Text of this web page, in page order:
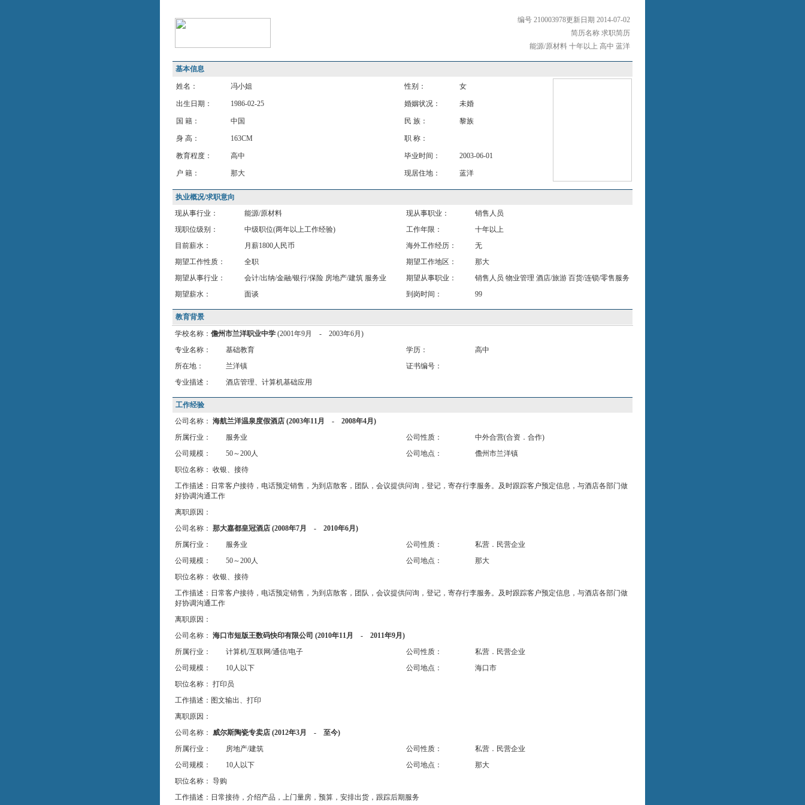
编号 210003978更新日期 2014-07-02
简历名称 求职简历
能源/原材料 十年以上 高中 蓝洋
基本信息
姓名： 冯小姐 性别： 女
出生日期： 1986-02-25 婚姻状况： 未婚
国 籍： 中国 民 族： 黎族
身 高： 163CM 职 称：
教育程度： 高中 毕业时间： 2003-06-01
户 籍： 那大 现居住地： 蓝洋
执业概况/求职意向
现从事行业：
能源/原材料 现从事职业：
销售人员
现职位级别：
中级职位(两年以上工作经验) 工作年限：
十年以上
目前薪水：
月薪1800人民币 海外工作经历：
无
期望工作性质：
全职 期望工作地区：
那大
期望从事行业：
会计/出纳/金融/银行/保险 房地产/建筑 服务业 期望从事职业：
销售人员 物业管理 酒店/旅游 百货/连锁/零售服务
期望薪水：
面谈 到岗时间： 99
教育背景
学校名称： 儋州市兰洋职业中学 (2001年9月 - 2003年6月)
专业名称：
基础教育 学历：
高中
所在地：
兰洋镇
证书编号：
专业描述：
酒店管理、计算机基础应用
工作经验
公司名称： 海航兰洋温泉度假酒店 (2003年11月 - 2008年4月)
所属行业：
服务业 公司性质：
中外合营(合资．合作)
公司规模：
50～200人 公司地点：
儋州市兰洋镇
职位名称： 收银、接待
工作描述：日常客户接待，电话预定销售，为到店散客，团队，会议提供问询，登记，寄存行李服务。及时跟踪客户预定信息，与酒店各部门做
好协调沟通工作
离职原因：
公司名称： 那大嘉都皇冠酒店 (2008年7月 - 2010年6月)
所属行业：
服务业 公司性质：
私营．民营企业
公司规模：
50～200人 公司地点：
那大
职位名称： 收银、接待
工作描述：日常客户接待，电话预定销售，为到店散客，团队，会议提供问询，登记，寄存行李服务。及时跟踪客户预定信息，与酒店各部门做
好协调沟通工作
离职原因：
公司名称： 海口市短版王数码快印有限公司 (2010年11月 - 2011年9月)
所属行业：
计算机/互联网/通信/电子 公司性质：
私营．民营企业
公司规模：
10人以下 公司地点：
海口市
职位名称： 打印员
工作描述：图文输出、打印
离职原因：
公司名称： 威尔斯陶瓷专卖店 (2012年3月 - 至今)
所属行业：
房地产/建筑 公司性质：
私营．民营企业
公司规模：
10人以下 公司地点：
那大
职位名称： 导购
工作描述：日常接待，介绍产品，上门量房，预算，安排出货，跟踪后期服务